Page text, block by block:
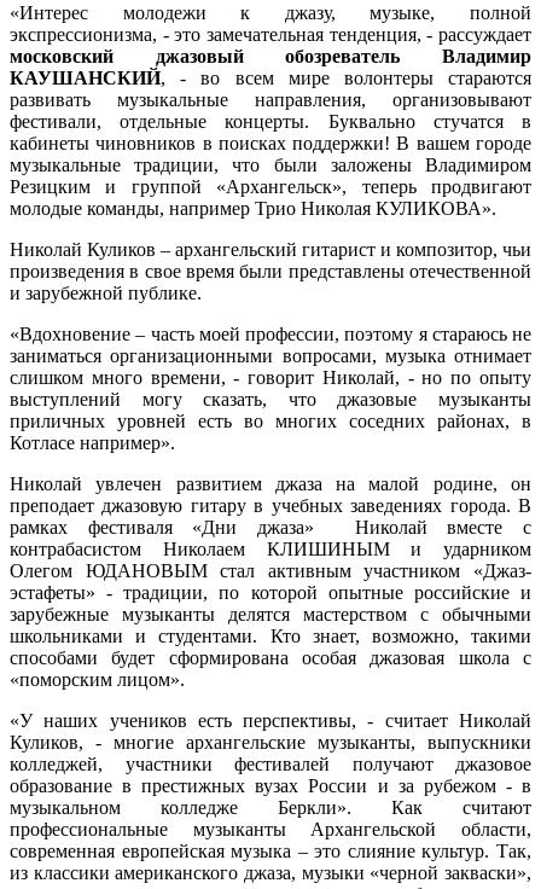
«Интерес молодежи к джазу, музыке, полной
экспрессионизма, - это замечательная тенденция, - рассуждает
московский джазовый обозреватель Владимир
КАУШАНСКИЙ, - во всем мире волонтеры стараются
развивать музыкальные направления, организовывают
фестивали, отдельные концерты. Буквально стучатся в
кабинеты чиновников в поисках поддержки! В вашем городе
музыкальные традиции, что были заложены Владимиром
Резицким и группой «Архангельск», теперь продвигают
молодые команды, например Трио Николая КУЛИКОВА».
Николай Куликов – архангельский гитарист и композитор, чьи
произведения в свое время были представлены отечественной
и зарубежной публике.
«Вдохновение – часть моей профессии, поэтому я стараюсь не
заниматься организационными вопросами, музыка отнимает
слишком много времени, - говорит Николай, - но по опыту
выступлений могу сказать, что джазовые музыканты
приличных уровней есть во многих соседних районах, в
Котласе например».
Николай увлечен развитием джаза на малой родине, он
преподает джазовую гитару в учебных заведениях города. В
рамках фестиваля «Дни джаза» Николай вместе с
контрабасистом Николаем КЛИШИНЫМ и ударником
Олегом ЮДАНОВЫМ стал активным участником «Джаз-
эстафеты» - традиции, по которой опытные российские и
зарубежные музыканты делятся мастерством с обычными
школьниками и студентами. Кто знает, возможно, такими
способами будет сформирована особая джазовая школа с
«поморским лицом».
«У наших учеников есть перспективы, - считает Николай
Куликов, - многие архангельские музыканты, выпускники
колледжей, участники фестивалей получают джазовое
образование в престижных вузах России и за рубежом - в
музыкальном колледже Беркли». Как считают
профессиональные музыканты Архангельской области,
современная европейская музыка – это слияние культур. Так,
из классики американского джаза, музыки «черной закваски»,